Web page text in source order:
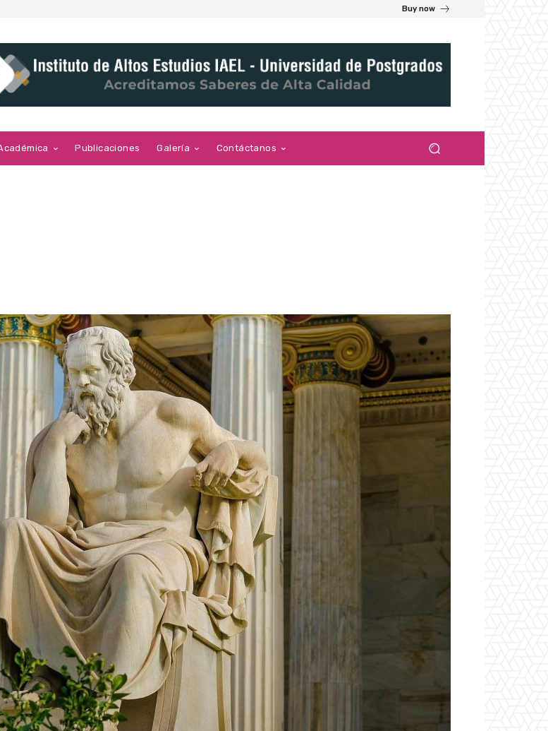
Buy now
Publicaciones Galería Contáctanos